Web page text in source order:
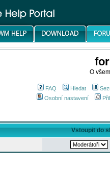
O
FAQ Hledat
Osobní nastavení
Vstoupit do